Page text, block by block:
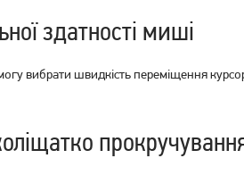
здатності миші
вибрати швидкість переміщення